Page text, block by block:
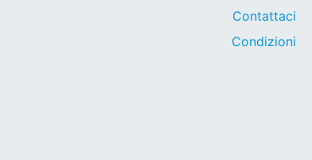
Contattaci
Condizioni